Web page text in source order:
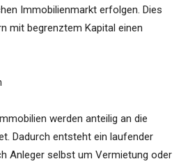
Immobilienmarkt erfolgen. Dies
mit begrenztem Kapital einen
werden anteilig an die
Dadurch entsteht ein laufender
Anleger selbst um Vermietung oder